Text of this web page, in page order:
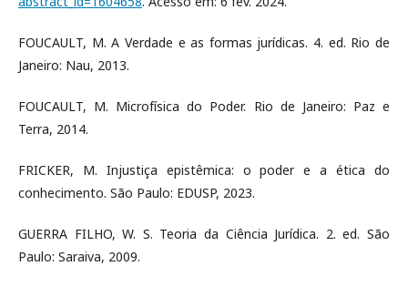
FOUCAULT, M. A Verdade e as formas jurídicas. 4. ed. Rio de
Janeiro: Nau, 2013.
FOUCAULT, M. Microfísica do Poder. Rio de Janeiro: Paz e
Terra, 2014.
FRICKER, M. Injustiça epistêmica: o poder e a ética do
conhecimento. São Paulo: EDUSP, 2023.
GUERRA FILHO, W. S. Teoria da Ciência Jurídica. 2. ed. São
Paulo: Saraiva, 2009.